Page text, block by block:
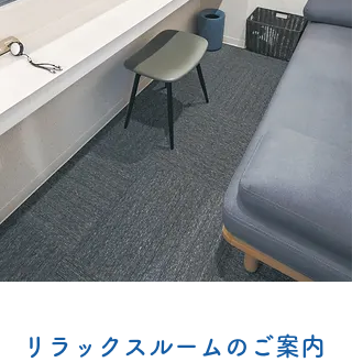
​リラックスルームのご案内